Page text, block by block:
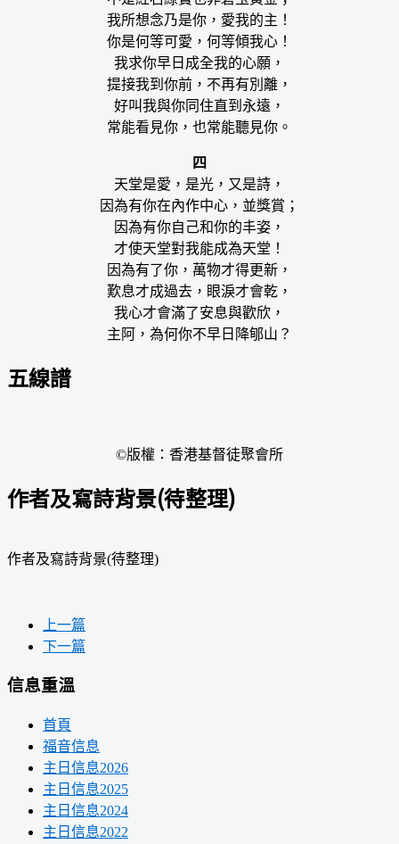
我所想念乃是你，愛我的主！
你是何等可愛，何等傾我心！
我求你早日成全我的心願，
提接我到你前，不再有別離，
好叫我與你同住直到永遠，
常能看見你，也常能聽見你。
四
天堂是愛，是光，又是詩，
因為有你在內作中心，並獎賞；
因為有你自己和你的丰姿，
才使天堂對我能成為天堂！
因為有了你，萬物才得更新，
歎息才成過去，眼淚才會乾，
我心才會滿了安息與歡欣，
主阿，為何你不早日降郇山？
五線譜
©版權：香港基督徒聚會所
作者及寫詩背景(待整理)
作者及寫詩背景(待整理)
上一篇
下一篇
信息重溫
首頁
福音信息
主日信息2026
主日信息2025
主日信息2024
主日信息2022